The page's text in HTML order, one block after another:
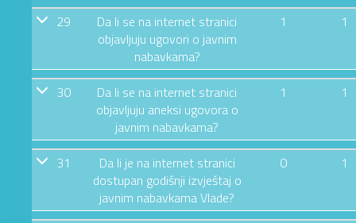
29
Da li se na internet stranici
objavljuju ugovori o javnim
nabavkama?
1 1
30
Da li se na internet stranici
objavljuju aneksi ugovora o
javnim nabavkama?
1 1
31
Da li je na internet stranici
dostupan godišnji izvještaj o
javnim nabavkama Vlade?
0 1